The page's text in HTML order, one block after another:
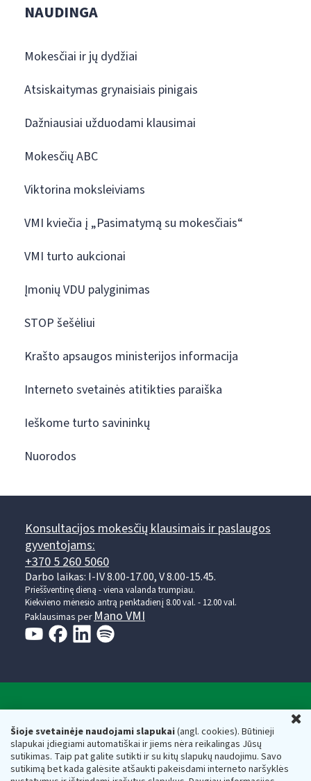
Šioje svetainėje naudojami slapukai(angl. cookies). Būtinieji
slapukai įdiegiami automatiškai ir jiems nėra reikalingas Jūsų
sutikimas. Taip pat galite sutikti ir su kitų slapukų naudojimu. Savo
sutikimą bet kada galėsite atšaukti pakeisdami interneto naršyklės
NAUDINGA
Mokesčiai ir jų dydžiai
Atsiskaitymas grynaisiais pinigais
Dažniausiai užduodami klausimai
Mokesčių ABC
Viktorina moksleiviams
VMI kviečia į „Pasimatymą su mokesčiais“
VMI turto aukcionai
Įmonių VDU palyginimas
STOP šešėliui
Krašto apsaugos ministerijos informacija
Interneto svetainės atitikties paraiška
Ieškome turto savininkų
Nuorodos
Konsultacijos mokesčių klausimais ir paslaugos
gyventojams:
+370 5 260 5060
Darbo laikas: I-IV 8.00-17.00, V 8.00-15.45.
Prieššventinę dieną - viena valanda trumpiau.
Kiekvieno mėnesio antrą penktadienį 8.00 val. - 12.00 val.
Paklausimas per Mano VMI
Respublikos finansų ministerijos
Biudžetinė įstaiga. Juridinio asmens kodas — 188659752,
adresas: Vasario 16-osios g. 14, 01107 Vilnius, Lietuva, el.paštas:
vmi@vmi.lt, E. pristatymo dėžutės adresas 188659752